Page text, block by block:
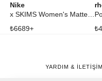
Nike
₺6689+ ₺
YARDIM & İLETİŞİM